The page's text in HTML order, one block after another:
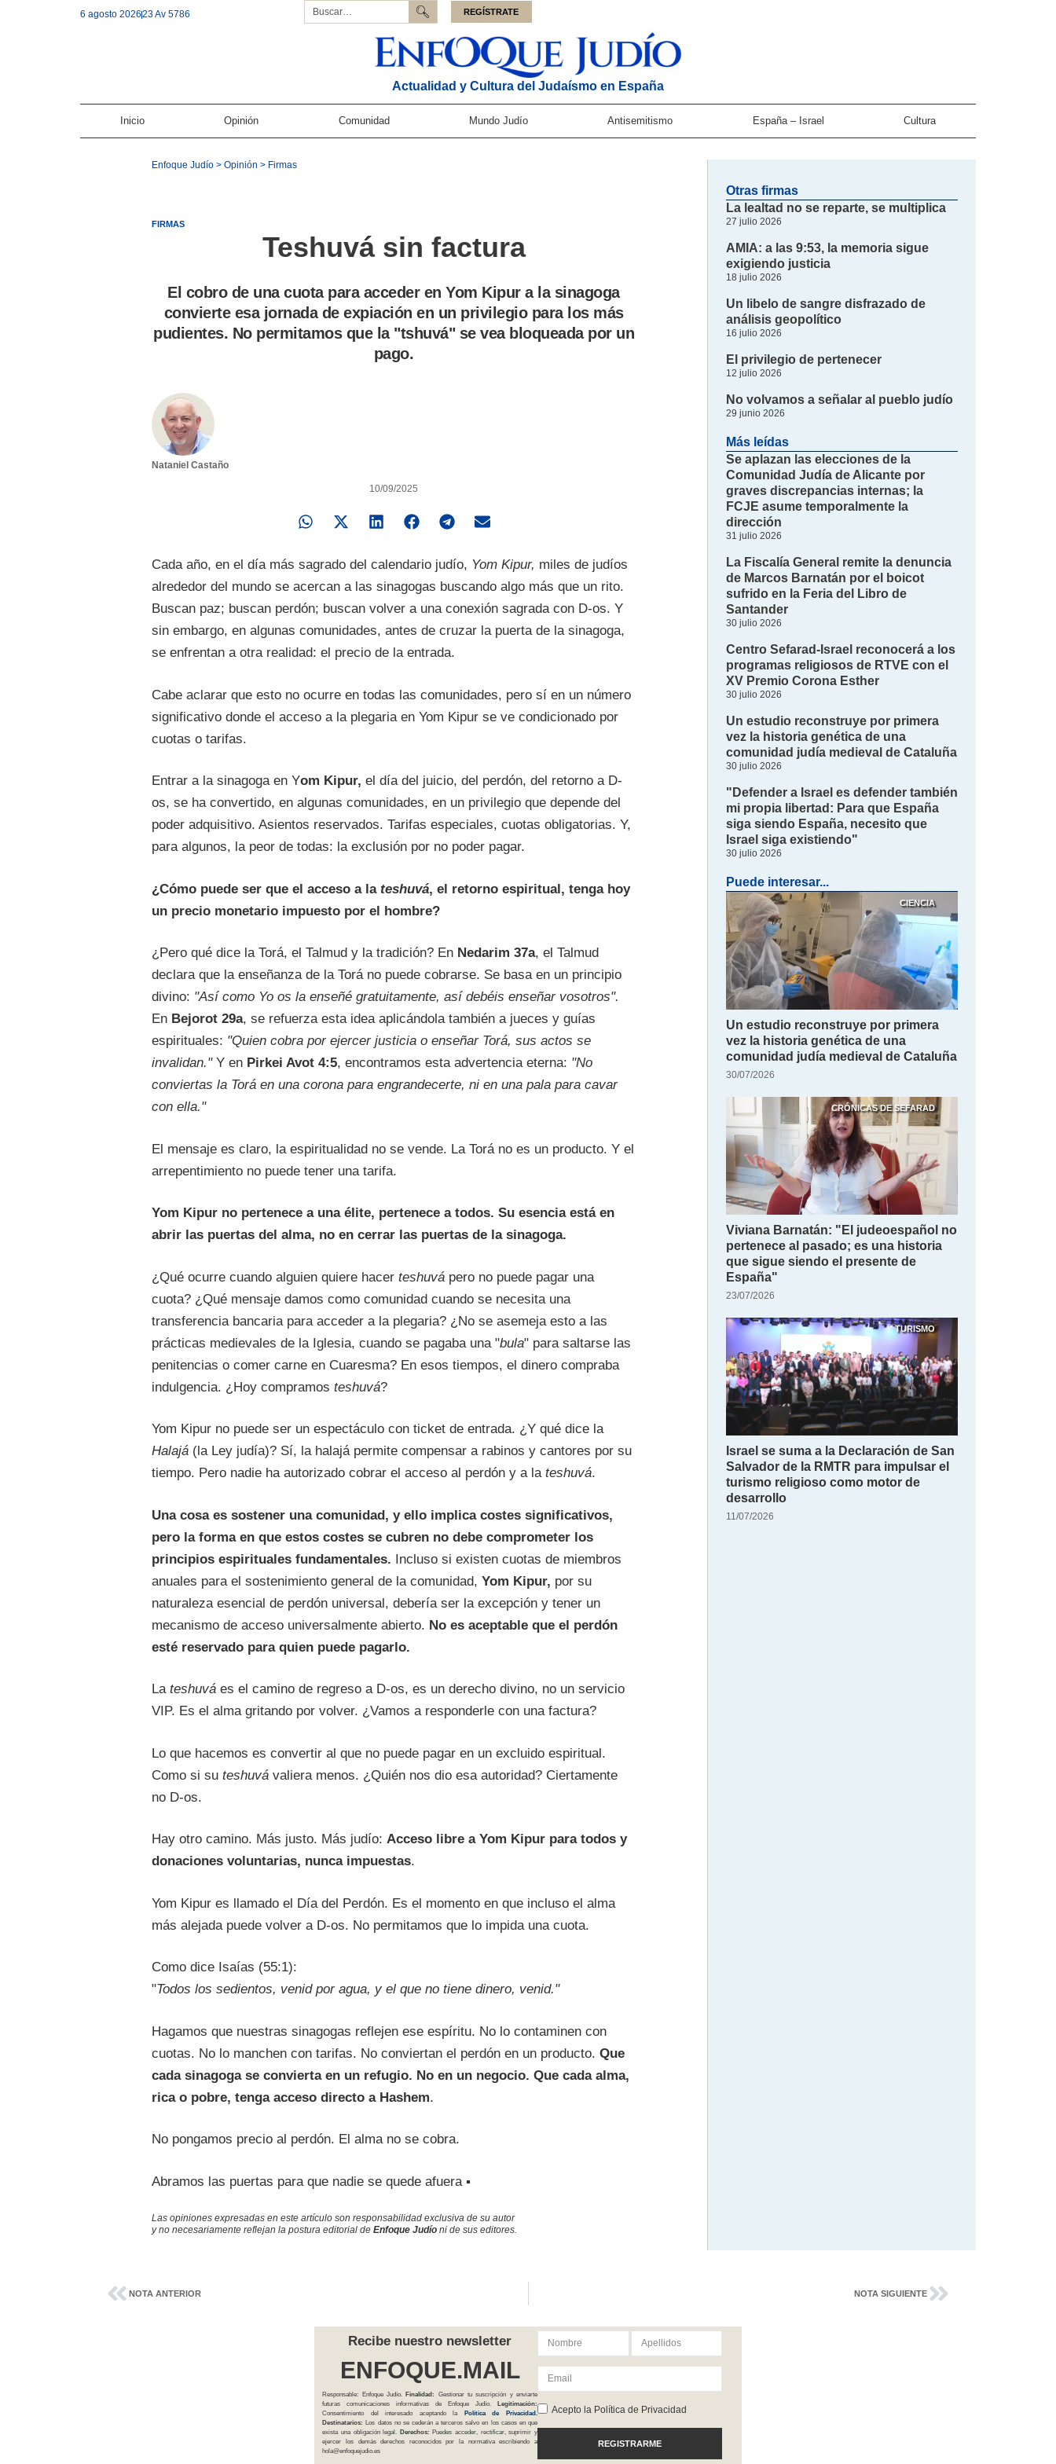
6 agosto 202623 Av 5786 REGÍSTRATE
Actualidad y Cultura del Judaísmo en España
Inicio Opinión Comunidad Mundo Judío Antisemitismo España – Israel Cultura
Enfoque Judío >Opinión > Firmas
FIRMAS
Teshuvá sin factura
El cobro de una cuota para acceder en Yom Kipur a la sinagoga
convierte esa jornada de expiación en un privilegio para los más
pudientes. No permitamos que la "tshuvá" se vea bloqueada por un
pago.
Nataniel Castaño
10/09/2025
Cada año, en el día más sagrado del calendario judío, Yom Kipur, miles de judíos
alrededor del mundo se acercan a las sinagogas buscando algo más que un rito.
Buscan paz; buscan perdón; buscan volver a una conexión sagrada con D-os. Y
sin embargo, en algunas comunidades, antes de cruzar la puerta de la sinagoga,
se enfrentan a otra realidad: el precio de la entrada.
Cabe aclarar que esto no ocurre en todas las comunidades, pero sí en un número
significativo donde el acceso a la plegaria en Yom Kipur se ve condicionado por
cuotas o tarifas.
Entrar a la sinagoga en Yom Kipur,el día del juicio, del perdón, del retorno a D-
os, se ha convertido, en algunas comunidades, en un privilegio que depende del
poder adquisitivo. Asientos reservados. Tarifas especiales, cuotas obligatorias. Y,
para algunos, la peor de todas: la exclusión por no poder pagar.
¿Cómo puede ser que el acceso a lateshuvá, el retorno espiritual, tenga hoy
un precio monetario impuesto por el hombre?
¿Pero qué dice la Torá, el Talmud y la tradición? En Nedarim 37a, el Talmud
declara que la enseñanza de la Torá no puede cobrarse. Se basa en un principio
divino: "Así como Yo os la enseñé gratuitamente, así debéis enseñar vosotros".
En Bejorot 29a, se refuerza esta idea aplicándola también a jueces y guías
espirituales: "Quien cobra por ejercer justicia o enseñar Torá, sus actos se
invalidan."Y en Pirkei Avot 4:5, encontramos esta advertencia eterna: "No
conviertas la Torá en una corona para engrandecerte, ni en una pala para cavar
con ella."
El mensaje es claro, la espiritualidad no se vende. La Torá no es un producto. Y el
arrepentimiento no puede tener una tarifa.
Yom Kipur no pertenece a una élite, pertenece a todos. Su esencia está en
abrir las puertas del alma, no en cerrar las puertas de la sinagoga.
¿Qué ocurre cuando alguien quiere hacerteshuvá pero no puede pagar una
cuota? ¿Qué mensaje damos como comunidad cuando se necesita una
transferencia bancaria para acceder a la plegaria? ¿No se asemeja esto a las
prácticas medievales de la Iglesia, cuando se pagaba una "bula" para saltarse las
penitencias o comer carne en Cuaresma? En esos tiempos, el dinero compraba
indulgencia. ¿Hoy compramosteshuvá?
Yom Kipur no puede ser un espectáculo con ticket de entrada. ¿Y qué dice la
Halajá (la Ley judía)? Sí, la halajá permite compensar a rabinos y cantores por su
tiempo. Pero nadie ha autorizado cobrar el acceso al perdón y a lateshuvá.
Una cosa es sostener una comunidad, y ello implica costes significativos,
pero la forma en que estos costes se cubren no debe comprometer los
principios espirituales fundamentales. Incluso si existen cuotas de miembros
anuales para el sostenimiento general de la comunidad,Yom Kipur, por su
naturaleza esencial de perdón universal, debería ser la excepción y tener un
mecanismo de acceso universalmente abierto. No es aceptable que el perdón
esté reservado para quien puede pagarlo.
Lateshuváes el camino de regreso a D-os, es un derecho divino, no un servicio
VIP. Es el alma gritando por volver. ¿Vamos a responderle con una factura?
Lo que hacemos es convertir al que no puede pagar en un excluido espiritual.
Como si suteshuvávaliera menos. ¿Quién nos dio esa autoridad? Ciertamente
no D-os.
Hay otro camino. Más justo. Más judío:Acceso libre a Yom Kipur para todos y
donaciones voluntarias, nunca impuestas.
Yom Kipur es llamado el Día del Perdón. Es el momento en que incluso el alma
más alejada puede volver a D-os. No permitamos que lo impida una cuota.
Como dice Isaías (55:1):
"Todos los sedientos, venid por agua, y el que no tiene dinero, venid."
Hagamos que nuestras sinagogas reflejen ese espíritu. No lo contaminen con
cuotas. No lo manchen con tarifas. No conviertan el perdón en un producto.Que
cada sinagoga se convierta en un refugio. No en un negocio. Que cada alma,
rica o pobre, tenga acceso directo a Hashem.
No pongamos precio al perdón. El alma no se cobra.
Abramos las puertas para que nadie se quede afuera ▪
Las opiniones expresadas en este artículo son responsabilidad exclusiva de su autor
y no necesariamente reflejan la postura editorial deEnfoque Judío ni de sus editores.
Otras firmas
La lealtad no se reparte, se multiplica
27 julio 2026
AMIA: a las 9:53, la memoria sigue
exigiendo justicia
18 julio 2026
Un libelo de sangre disfrazado de
análisis geopolítico
16 julio 2026
El privilegio de pertenecer
12 julio 2026
No volvamos a señalar al pueblo judío
29 junio 2026
Más leídas
Se aplazan las elecciones de la
Comunidad Judía de Alicante por
graves discrepancias internas; la
FCJE asume temporalmente la
dirección
31 julio 2026
La Fiscalía General remite la denuncia
de Marcos Barnatán por el boicot
sufrido en la Feria del Libro de
Santander
30 julio 2026
Centro Sefarad-Israel reconocerá a los
programas religiosos de RTVE con el
XV Premio Corona Esther
30 julio 2026
Un estudio reconstruye por primera
vez la historia genética de una
comunidad judía medieval de Cataluña
30 julio 2026
"Defender a Israel es defender también
mi propia libertad: Para que España
siga siendo España, necesito que
Israel siga existiendo"
30 julio 2026
Puede interesar...
CIENCIA
Un estudio reconstruye por primera
vez la historia genética de una
comunidad judía medieval de Cataluña
30/07/2026
CRÓNICAS DE SEFARAD
Viviana Barnatán: "El judeoespañol no
pertenece al pasado; es una historia
que sigue siendo el presente de
España"
23/07/2026
TURISMO
Israel se suma a la Declaración de San
Salvador de la RMTR para impulsar el
turismo religioso como motor de
desarrollo
11/07/2026
NOTA ANTERIOR NOTA SIGUIENTE
Recibe nuestro newsletter
ENFOQUE.MAIL
Responsable: Enfoque Judío. Finalidad:
Gestionar tu suscripción y enviarte
futuras comunicaciones informativas de Enfoque Judío.
Legitimación:
Consentimiento del interesado aceptando la
Políticade Privacidad .
Destinatarios:
Los datos no se cederán a terceros salvo en los casos en que
exista una obligación legal.
Derechos: Puedes acceder, rectificar, suprimir y
ejercer los demás derechos reconocidos por la normativa escribiendo a
hola@enfoquejudio.es
Acepto la Política de Privacidad
REGISTRARME